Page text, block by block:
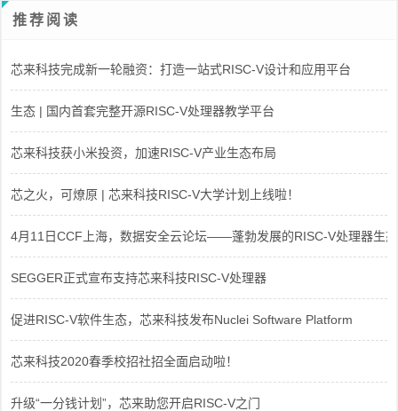
推荐阅读
芯来科技完成新一轮融资：打造一站式RISC-V设计和应用平台
生态 | 国内首套完整开源RISC-V处理器教学平台
芯来科技获小米投资，加速RISC-V产业生态布局
芯之火，可燎原 | 芯来科技RISC-V大学计划上线啦！
4月11日CCF上海，数据安全云论坛——蓬勃发展的RISC-V处理器生态
SEGGER正式宣布支持芯来科技RISC-V处理器
促进RISC-V软件生态，芯来科技发布Nuclei Software Platform
芯来科技2020春季校招社招全面启动啦！
升级“一分钱计划”，芯来助您开启RISC-V之门